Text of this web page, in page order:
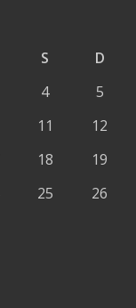
S
D
4
5
11
12
18
19
25
26